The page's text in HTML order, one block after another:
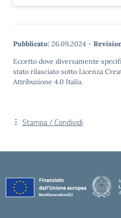
Pubblicato: 26.09.2024 -
Eccetto dove diversamente
stato rilasciato sotto Licenza
Attribuzione 4.0 Italia.
Stampa / Condividi